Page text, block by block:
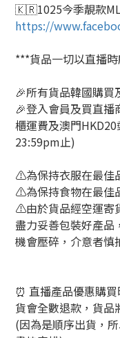
🇰🇷1025今季靚款
https://
***貨品一切以直播
🎉所有貨品韓國購買
🎉登入會員及買直
櫃運費及澳門
23:59pm止)
⚠️為保持衣服在最佳
⚠️為保持食物在最佳
⚠️由於貨品經空運寄
盡力妥善包裝好產品
機會壓碎，介意者慎
⏰ 直播產品優惠購
貨會全數退款，貨
(因為是順序出貨，